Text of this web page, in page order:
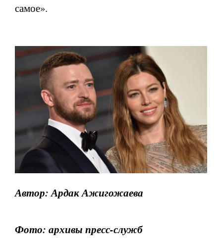
самое».
Автор: Ардак Ажигожаева
Фото: архивы пресс-служб